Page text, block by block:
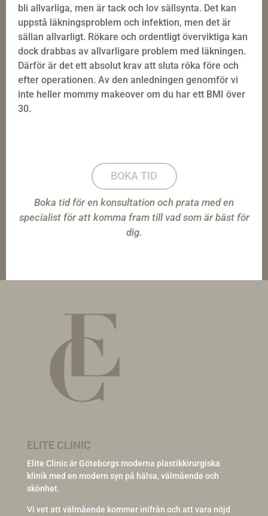
bli allvarliga, men är tack och lov sällsynta. Det kan
uppstå läkningsproblem och infektion, men det är
sällan allvarligt. Rökare och ordentligt överviktiga kan
dock drabbas av allvarligare problem med läkningen.
Därför är det ett absolut krav att sluta röka före och
efter operationen. Av den anledningen genomför vi
inte heller mommy makeover om du har ett BMI över
30.
BOKA TID
Boka tid för en konsultation och prata med en
specialist för att komma fram till vad som är bäst för
dig.
ELITE CLINIC
Elite Clinic är Göteborgs moderna plastikkirurgiska
klinik med en modern syn på hälsa, välmående och
skönhet.
Vi vet att välmående kommer inifrån och att vara nöjd